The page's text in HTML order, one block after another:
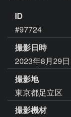
ID
#97724
撮影日時
2023年8月29
撮影地
東京都足立区
撮影機材